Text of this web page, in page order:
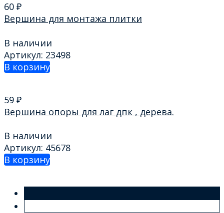
60 ₽
Вершина для монтажа плитки
В наличии
Артикул: 23498
В корзину
59 ₽
Вершина опоры для лаг дпк , дерева.
В наличии
Артикул: 45678
В корзину